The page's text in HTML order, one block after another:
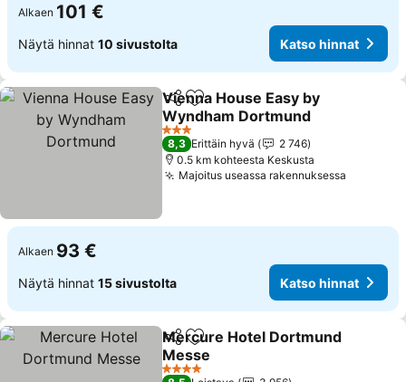
Alkaen 101 €
Näytä hinnat 10 sivustolta Katso hinnat
Jaa Lisää suosikkeihin
Vienna House Easy by
Wyndham Dortmund
3 Tähtiluokitus
8,3 Erittäin hyvä
2 746
0.5 km kohteesta Keskusta
Majoitus useassa rakennuksessa
Alkaen 93 €
Näytä hinnat 15 sivustolta Katso hinnat
Jaa Lisää suosikkeihin
Mercure Hotel Dortmund
Messe
4 Tähtiluokitus